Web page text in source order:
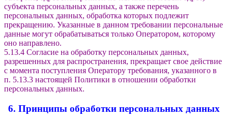
субъекта персональных данных, а также перечень
персональных данных, обработка которых подлежит
прекращению. Указанные в данном требовании персональные
данные могут обрабатываться только Оператором, которому
оно направлено.
5.13.4 Согласие на обработку персональных данных,
разрешенных для распространения, прекращает свое действие
с момента поступления Оператору требования, указанного в
п. 5.13.3 настоящей Политики в отношении обработки
персональных данных.
6. Принципы обработки персональных данных